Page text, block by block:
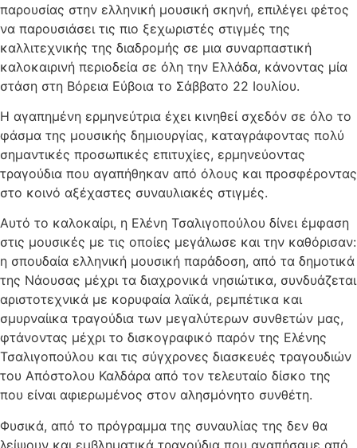
παρουσίας στην ελληνική μουσική σκηνή, επιλέγει φέτος
να παρουσιάσει τις πιο ξεχωριστές στιγμές της
καλλιτεχνικής της διαδρομής σε μια συναρπαστική
καλοκαιρινή περιοδεία σε όλη την Ελλάδα, κάνοντας μία
στάση στη Βόρεια Εύβοια το Σάββατο 22 Ιουλίου.
Η αγαπημένη ερμηνεύτρια έχει κινηθεί σχεδόν σε όλο το
φάσμα της μουσικής δημιουργίας, καταγράφοντας πολύ
σημαντικές προσωπικές επιτυχίες, ερμηνεύοντας
τραγούδια που αγαπήθηκαν από όλους και προσφέροντας
στο κοινό αξέχαστες συναυλιακές στιγμές.
Αυτό το καλοκαίρι, η Ελένη Τσαλιγοπούλου δίνει έμφαση
στις μουσικές με τις οποίες μεγάλωσε και την καθόρισαν:
η σπουδαία ελληνική μουσική παράδοση, από τα δημοτικά
της Νάουσας μέχρι τα διαχρονικά νησιώτικα, συνδυάζεται
αριστοτεχνικά με κορυφαία λαϊκά, ρεμπέτικα και
σμυρναίικα τραγούδια των μεγαλύτερων συνθετών μας,
φτάνοντας μέχρι το δισκογραφικό παρόν της Ελένης
Τσαλιγοπούλου και τις σύγχρονες διασκευές τραγουδιών
του Απόστολου Καλδάρα από τον τελευταίο δίσκο της
που είναι αφιερωμένος στον αλησμόνητο συνθέτη.
Φυσικά, από το πρόγραμμα της συναυλίας της δεν θα
λείψουν και εμβληματικά τραγούδια που αγαπήσαμε από